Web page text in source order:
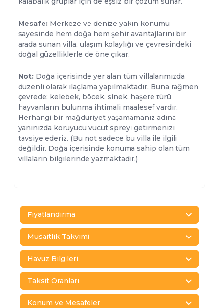
Mesafe: Merkeze ve denize yakın konumu
sayesinde hem doğa hem şehir avantajlarını bir
arada sunan villa, ulaşım kolaylığı ve çevresindeki
doğal güzelliklerle de öne çıkar.
Not: Doğa içerisinde yer alan tüm villalarımızda
düzenli olarak ilaçlama yapılmaktadır. Buna rağmen
çevrede; kelebek, böcek, sinek, haşere türü
hayvanların bulunma ihtimali maalesef vardır.
Herhangi bir mağduriyet yaşamamanız adına
yanınızda koruyucu vücut spreyi getirmenizi
tavsiye ederiz. (Bu not sadece bu villa ile ilgili
değildir. Doğa içerisinde konuma sahip olan tüm
villaların bilgilerinde yazmaktadır.)
Fiyatlandırma
Müsaitlik Takvimi
Havuz Bilgileri
Taksit Oranları
Konum ve Mesafeler